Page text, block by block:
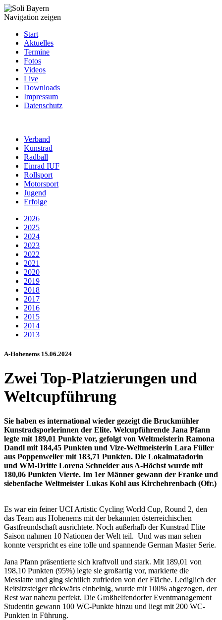
Navigation zeigen
Start
Aktuelles
Termine
Fotos
Videos
Live
Downloads
Impressum
Datenschutz
Verband
Kunstrad
Radball
Einrad IUF
Rollsport
Motorsport
Jugend
Erfolge
2026
2025
2024
2023
2022
2021
2020
2019
2018
2017
2016
2015
2014
2013
A-Hohenems 15.06.2024
Zwei Top-Platzierungen und
Weltcupführung
Sie haben es international wieder gezeigt die Bruckmühler
Kunstradsporlerinnen der Elite. Welcupführende Jana Pfann
legte mit 189,01 Punkte vor, gefolgt von Weltmeisterin Ramona
Dandl mit 184,45 Punkten und Vize-Weltmeisterin Lara Füller
aus Poppenweiler mit 183,71 Punkten. Die Lokalmatadorin
und WM-Dritte Lorena Schneider aus A-Höchst wurde mit
180,06 Punkten Vierte. Im 1er Männer gewann der Franke und
siebenfache Weltmeister Lukas Kohl aus Kirchehrenbach (Ofr.)
Es war ein feiner UCI Artistic Cycling World Cup, Round 2, den
das Team aus Hohenems mit der bekannten österreichischen
Gastfreundschaft ausrichtete. Noch außerhalb der Kunstrad Elite
Saison nahmen 10 Nationen der Welt teil. Und was man sehen
konnte verspricht es eine tolle und spannende German Master Serie.
Jana Pfann präsentierte sich kraftvoll und stark. Mit 189,01 von
198,10 Punkten (95%) legte sie großartig vor, markierte die
Messlatte und ging sichtlich zufrieden von der Fläche. Lediglich der
Reitsitzsteiger rückwärts einbeinig, wurde mit 100% abgezogen, der
Rest war nahezu perfekt. Die Großhelfendorfer Eventmanagement
Studentin gewann 100 WC-Punkte hinzu und liegt mit 200 WC-
Punkten in Führung.